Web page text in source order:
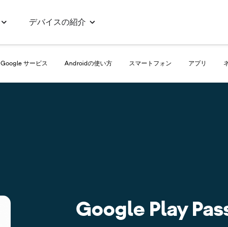
デバイスの紹介
Google サービス Androidの使い方 スマートフォン アプリ
Google Play